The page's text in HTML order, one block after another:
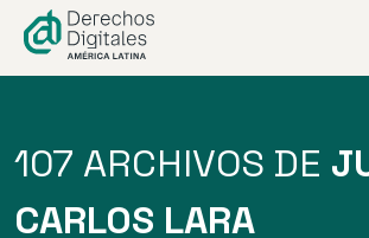
contenido
107 ARCHIVOS DE
CARLOS LARA